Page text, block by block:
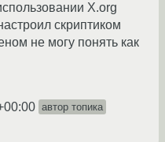
X.org
скриптиком
не могу понять как
автор топика